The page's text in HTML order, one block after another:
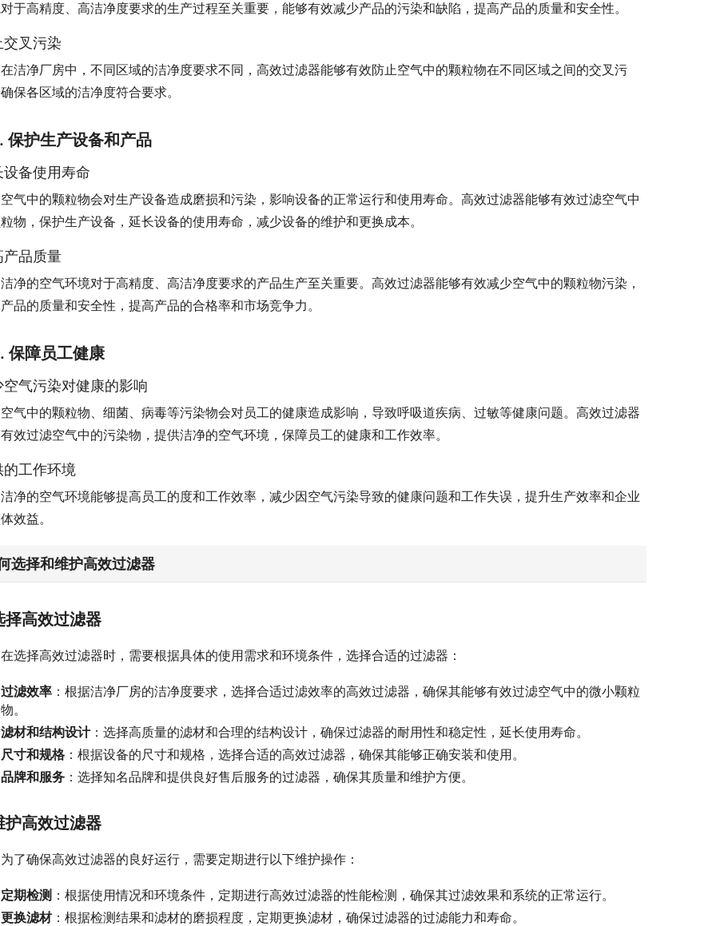
于高精度、高洁净度要求的生产过程至关重要，能够有效减少产品的污染和缺陷，提高产品的质量和安全性。
交叉污染
在洁净厂房中，不同区域的洁净度要求不同，高效过滤器能够有效防止空气中的颗粒物在不同区域之间的交叉污
保各区域的洁净度符合要求。
保护生产设备和产品
设备使用寿命
空气中的颗粒物会对生产设备造成磨损和污染，影响设备的正常运行和使用寿命。高效过滤器能够有效过滤空气中
物，保护生产设备，延长设备的使用寿命，减少设备的维护和更换成本。
产品质量
洁净的空气环境对于高精度、高洁净度要求的产品生产至关重要。高效过滤器能够有效减少空气中的颗粒物污染，
品的质量和安全性，提高产品的合格率和市场竞争力。
保障员工健康
空气污染对健康的影响
空气中的颗粒物、细菌、病毒等污染物会对员工的健康造成影响，导致呼吸道疾病、过敏等健康问题。高效过滤器
效过滤空气中的污染物，提供洁净的空气环境，保障员工的健康和工作效率。
的工作环境
洁净的空气环境能够提高员工的度和工作效率，减少因空气污染导致的健康问题和工作失误，提升生产效率和企业
效益。
选择和维护高效过滤器
择高效过滤器
在选择高效过滤器时，需要根据具体的使用需求和环境条件，选择合适的过滤器：
过滤效率 ：根据洁净厂房的洁净度要求，选择合适过滤效率的高效过滤器，确保其能够有效过滤空气中的微小颗粒
物。
滤材和结构设计：选择高质量的滤材和合理的结构设计，确保过滤器的耐用性和稳定性，延长使用寿命。
尺寸和规格 ：根据设备的尺寸和规格，选择合适的高效过滤器，确保其能够正确安装和使用。
品牌和服务 ：选择知名品牌和提供良好售后服务的过滤器，确保其质量和维护方便。
护高效过滤器
为了确保高效过滤器的良好运行，需要定期进行以下维护操作：
定期检测 ：根据使用情况和环境条件，定期进行高效过滤器的性能检测，确保其过滤效果和系统的正常运行。
更换滤材：根据检测结果和滤材的磨损程度，定期更换滤材，确保过滤器的过滤能力和寿命。